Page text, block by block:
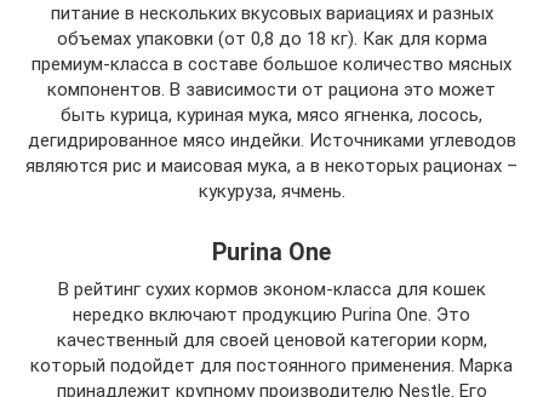
питание в нескольких вкусовых вариациях и разных
объемах упаковки (от 0,8 до 18 кг). Как для корма
премиум-класса в составе большое количество мясных
компонентов. В зависимости от рациона это может
быть курица, куриная мука, мясо ягненка, лосось,
дегидрированное мясо индейки. Источниками углеводов
являются рис и маисовая мука, а в некоторых рационах –
кукуруза, ячмень.
Purina One
В рейтинг сухих кормов эконом-класса для кошек
нередко включают продукцию Purina One. Это
качественный для своей ценовой категории корм,
который подойдет для постоянного применения. Марка
принадлежит крупному производителю Nestle. Его